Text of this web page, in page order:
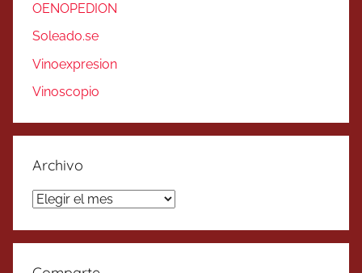
OENOPEDION
Soleado.se
Vinoexpresion
Vinoscopio
Archivo
Archivo